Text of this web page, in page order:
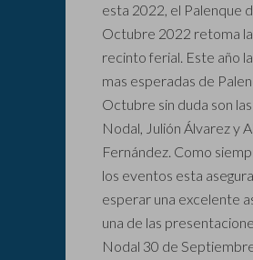
esta 2022, el Palenque
Octubre 2022 retoma
recinto ferial. Este año
mas esperadas de
Octubre sin duda son
Nodal, Julión Álvarez y
Fernández. Como
los eventos esta
esperar una excelente
una de las
Nodal 30 de